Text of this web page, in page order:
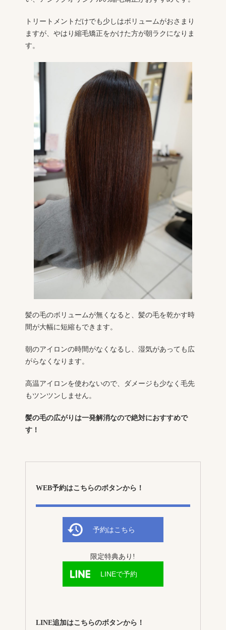
トリートメントだけでも少しはボリュームがおさまり
ますが、やはり縮毛矯正をかけた方が朝ラクになりま
す。
髪の毛のボリュームが無くなると、髪の毛を乾かす時
間が大幅に短縮もできます。
朝のアイロンの時間がなくなるし、湿気があっても広
がらなくなります。
高温アイロンを使わないので、ダメージも少なく毛先
もツンツンしません。
髪の毛の広がりは一発解消なので絶対におすすめで
す！
WEB予約はこちらのボタンから！
予約はこちら
限定特典あり!
LINEで予約
LINE追加はこちらのボタンから！